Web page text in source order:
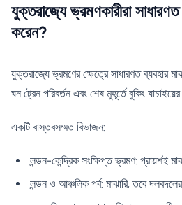
যুক্তরাজ্যে ভ্রমণকারীরা সাধারণত
করেন?
যুক্তরাজ্যে ভ্রমণের ক্ষেত্রে সাধারণত ব্যবহার
ঘন ট্রেন পরিবর্তন এবং শেষ মুহূর্তে বুকিং
একটি বাস্তবসম্মত বিভাজন:
লন্ডন-কেন্দ্রিক সংক্ষিপ্ত ভ্রমণ: প্রায়শই
লন্ডন ও আঞ্চলিক পর্ব: মাঝারি, তবে